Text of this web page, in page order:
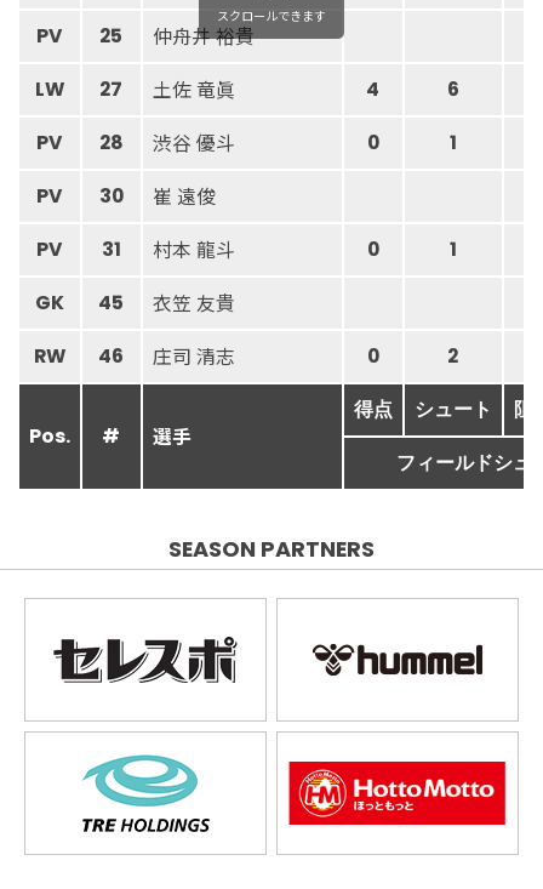
PV 25 仲舟井 裕貴
LW 27 土佐 竜眞 4 6
PV 28 渋谷 優斗 0 1
PV 30 崔 遠俊
PV 31 村本 龍斗 0 1
GK 45 衣笠 友貴
RW 46 庄司 清志 0 2
Pos. # 選手
得点 シュート 阻
フィールドシュ
スクロールできます
SEASON PARTNERS